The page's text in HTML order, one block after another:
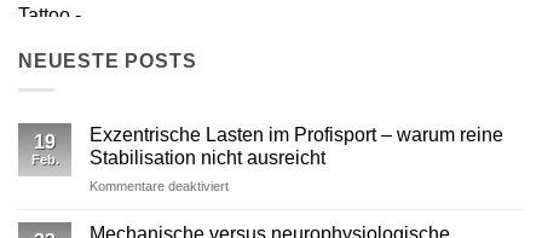
NEUESTE POSTS
19
Feb.
Exzentrische Lasten im Profisport – warum reine
Stabilisation nicht ausreicht
Kommentare deaktiviertfür